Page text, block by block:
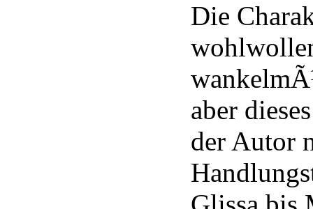
Die
aber
der Autor